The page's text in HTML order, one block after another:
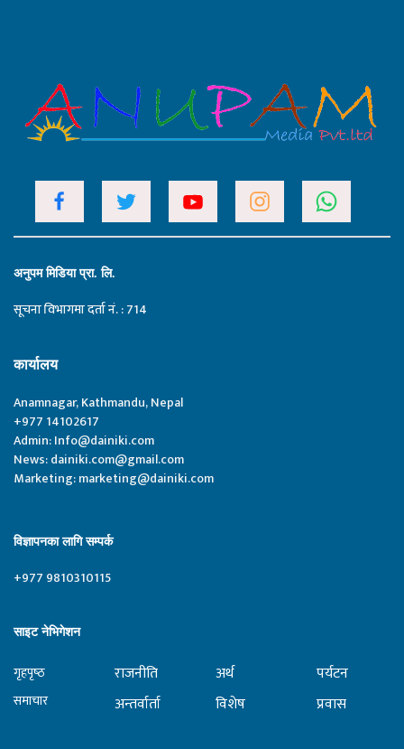
अनुपम मिडिया प्रा. लि.
सूचना विभागमा दर्ता नं. : 714
कार्यालय
Anamnagar, Kathmandu, Nepal
+977 14102617
Admin:Info@dainiki.com
News:dainiki.com@gmail.com
Marketing:marketing@dainiki.com
विज्ञापनका लागि सम्पर्क
+977 9810310115
साइट नेभिगेशन
गृहपृष्‍ठ
समाचार
राजनीति
अन्तर्वार्ता
अर्थ
विशेष
पर्यटन
प्रवास